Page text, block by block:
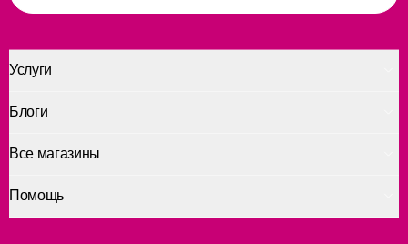
Услуги
Помощь
Блоги
Все магазины